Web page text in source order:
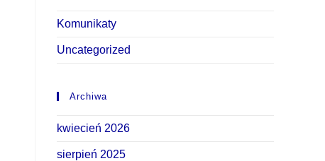
Komunikaty
Uncategorized
Archiwa
kwiecień 2026
sierpień 2025